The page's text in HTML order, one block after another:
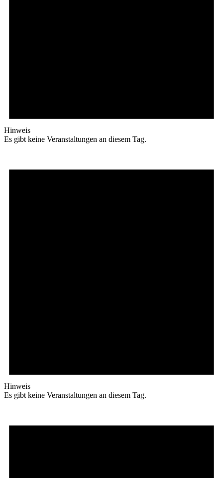
Hinweis
Es gibt keine Veranstaltungen an diesem Tag.
Hinweis
Es gibt keine Veranstaltungen an diesem Tag.